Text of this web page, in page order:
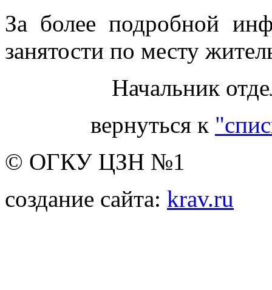
За более подробной
занятости по месту
Начальник
вернуться к
© ОГКУ ЦЗН №1
создание сайта: krav.ru